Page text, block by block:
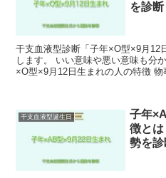
を診断
干支血液型診断「子年×O型×9月12
します。 いい意味や悪い意味も分
×O型×9月12日生まれの人の特徴 物
干支血液型誕生日
子年
徴と
勢を診